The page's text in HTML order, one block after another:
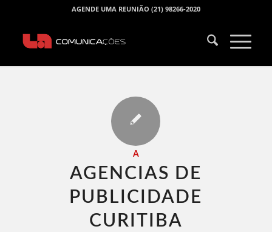
AGENDE UMA REUNIÃO (21) 98266-2020
A
AGENCIAS DE
PUBLICIDADE
CURITIBA​